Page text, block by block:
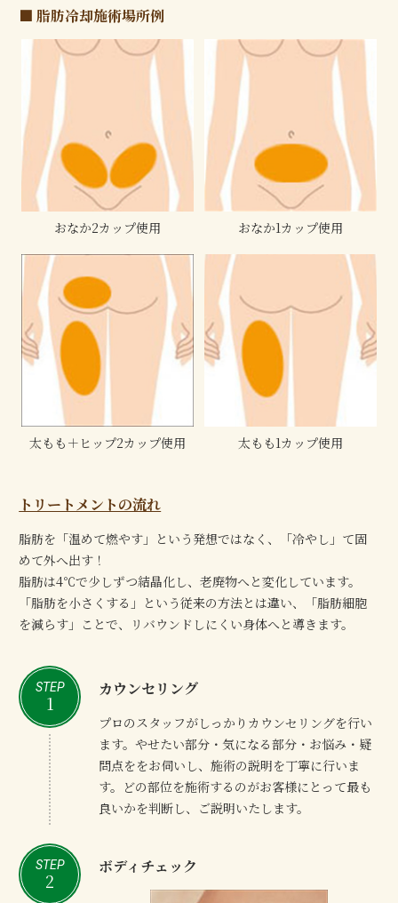
■ 脂肪冷却施術場所例
おなか2カップ使用 おなか1カップ使用
太もも＋ヒップ2カップ使用 太もも1カップ使用
トリートメントの流れ
脂肪を「温めて燃やす」という発想ではなく、「冷やし」て固
めて外へ出す！
脂肪は4℃で少しずつ結晶化し、老廃物へと変化しています。
「脂肪を小さくする」という従来の方法とは違い、「脂肪細胞
を減らす」ことで、リバウンドしにくい身体へと導きます。
STEP
1
カウンセリング
プロのスタッフがしっかりカウンセリングを行い
ます。やせたい部分・気になる部分・お悩み・疑
問点ををお伺いし、施術の説明を丁寧に行いま
す。どの部位を施術するのがお客様にとって最も
良いかを判断し、ご説明いたします。
STEP
2
ボディチェック